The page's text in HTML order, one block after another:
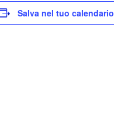
Salva nel tuo calendario